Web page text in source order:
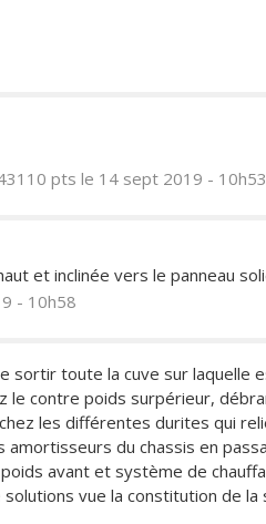
pts le 14 sept 2019 - 10h53
et inclinée vers le panneau
- 10h58
sortir toute la cuve sur laquelle
le contre poids surpérieur,
les différentes durites qui
amortisseurs du chassis en
avant et système de
vue la constitution de la